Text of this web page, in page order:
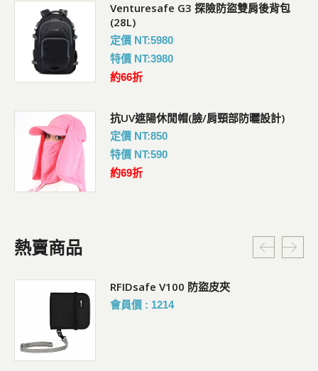
Venturesafe G3 探險防盜雙肩後背包
(28L)
定價 NT:5980
特價 NT:3980
約66折
抗UV遮陽休閒帽(臉/肩頸部防曬設計)
定價 NT:850
特價 NT:590
約69折
熱賣商品
RFIDsafe V100 防盜皮夾
會員價 : 1214